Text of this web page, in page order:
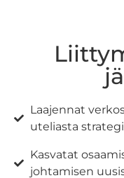
Laajennat
uteliasta
Kasvatat
johtamisen